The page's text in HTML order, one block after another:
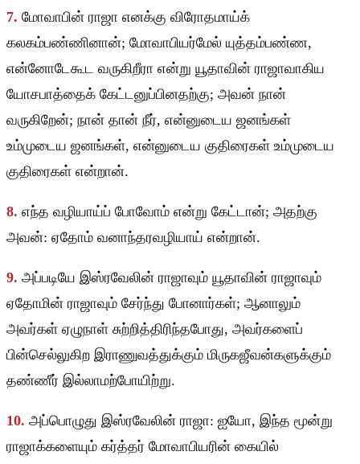
7. மோவாபின் ராஜா எனக்கு விரோதமாய்க்
கலகம்பண்ணினான்; மோவாபியர்மேல் யுத்தம்பண்ண,
என்னோடேகூட வருகிறீரா என்று யூதாவின் ராஜாவாகிய
யோசபாத்தைக் கேட்டனுப்பினதற்கு; அவன் நான்
வருகிறேன்; நான் தான் நீர், என்னுடைய ஜனங்கள்
உம்முடைய ஜனங்கள், என்னுடைய குதிரைகள் உம்முடைய
குதிரைகள் என்றான்.
8. எந்த வழியாய்ப் போவோம் என்று கேட்டான்; அதற்கு
அவன்: ஏதோம் வனாந்தரவழியாய் என்றான்.
9. அப்படியே இஸ்ரவேலின் ராஜாவும் யூதாவின் ராஜாவும்
ஏதோமின் ராஜாவும் சேர்ந்து போனார்கள்; ஆனாலும்
அவர்கள் ஏழுநாள் சுற்றித்திரிந்தபோது, அவர்களைப்
பின்செல்லுகிற இராணுவத்துக்கும் மிருகஜீவன்களுக்கும்
தண்ணீர் இல்லாமற்போயிற்று.
10. அப்பொழுது இஸ்ரவேலின் ராஜா: ஐயோ, இந்த மூன்று
ராஜாக்களையும் கர்த்தர் மோவாபியரின் கையில்